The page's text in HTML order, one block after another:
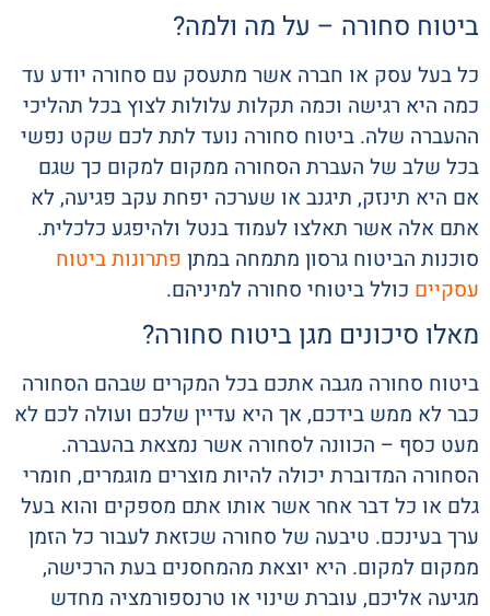
ביטוח סחורה – על מה ולמה?
כל בעל עסק או חברה אשר מתעסק עם סחורה יודע עד
כמה היא רגישה וכמה תקלות עלולות לצוץ בכל תהליכי
ההעברה שלה. ביטוח סחורה נועד לתת לכם שקט נפשי
בכל שלב של העברת הסחורה ממקום למקום כך שגם
אם היא תינזק, תיגנב או שערכה יפחת עקב פגיעה, לא
אתם אלה אשר תאלצו לעמוד בנטל ולהיפגע כלכלית.
סוכנות הביטוח גרסון מתמחה במתן פתרונות ביטוח
עסקיים כולל ביטוחי סחורה למיניהם.
מאלו סיכונים מגן ביטוח סחורה?
ביטוח סחורה מגבה אתכם בכל המקרים שבהם הסחורה
כבר לא ממש בידכם, אך היא עדיין שלכם ועולה לכם לא
מעט כסף – הכוונה לסחורה אשר נמצאת בהעברה.
הסחורה המדוברת יכולה להיות מוצרים מוגמרים, חומרי
גלם או כל דבר אחר אשר אותו אתם מספקים והוא בעל
ערך בעינכם. טיבעה של סחורה שכזאת לעבור כל הזמן
ממקום למקום. היא יוצאת מהמחסנים בעת הרכישה,
מגיעה אליכם, עוברת שינוי או טרנספורמציה מחדש